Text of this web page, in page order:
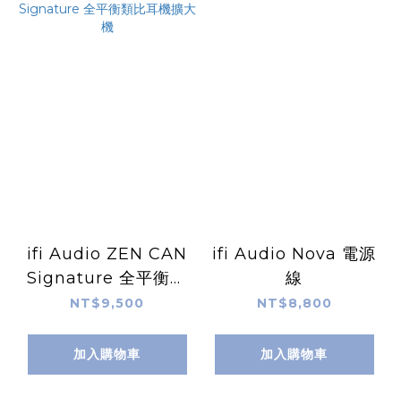
ifi Audio ZEN CAN
Signature 全平衡類
比耳機擴大機
NT$9,500
加入購物車
ifi Audio Nova 電源
線
NT$8,800
加入購物車